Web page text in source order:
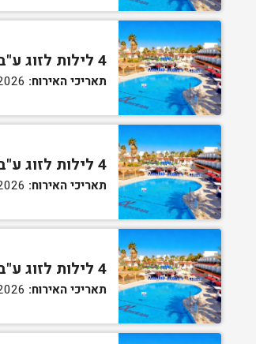
4 לילות לזוג ע"ב לינה וארוחת בוקר בחדר סטנדרט
תאריכי האירוח:
4 לילות לזוג ע"ב חצי פנסיון בחדר סטנדרט
תאריכי האירוח:
4 לילות לזוג ע"ב לינה וארוחת בוקר בחדר גן
תאריכי האירוח: